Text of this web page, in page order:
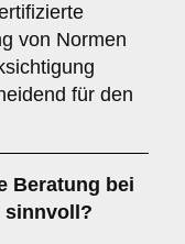
von Normen
für den
Beratung bei
sinnvoll?